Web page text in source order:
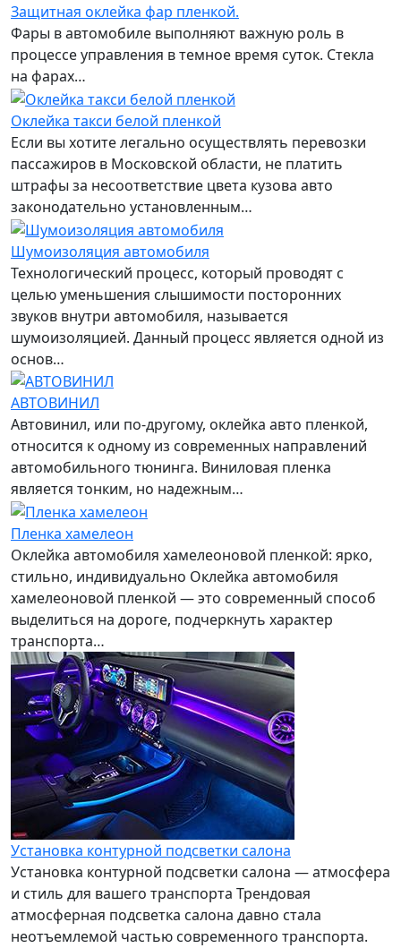
Защитная оклейка фар пленкой.
Фары в автомобиле выполняют важную роль в
процессе управления в темное время суток. Стекла
на фарах…
Оклейка такси белой пленкой
Если вы хотите легально осуществлять перевозки
пассажиров в Московской области, не платить
штрафы за несоответствие цвета кузова авто
законодательно установленным…
Шумоизоляция автомобиля
Технологический процесс, который проводят с
целью уменьшения слышимости посторонних
звуков внутри автомобиля, называется
шумоизоляцией. Данный процесс является одной из
основ…
АВТОВИНИЛ
Автовинил, или по-другому, оклейка авто пленкой,
относится к одному из современных направлений
автомобильного тюнинга. Виниловая пленка
является тонким, но надежным…
Пленка хамелеон
Оклейка автомобиля хамелеоновой пленкой: ярко,
стильно, индивидуально Оклейка автомобиля
хамелеоновой пленкой — это современный способ
выделиться на дороге, подчеркнуть характер
транспорта…
Установка контурной подсветки салона
Установка контурной подсветки салона — атмосфера
и стиль для вашего транспорта Трендовая
атмосферная подсветка салона давно стала
неотъемлемой частью современного транспорта.